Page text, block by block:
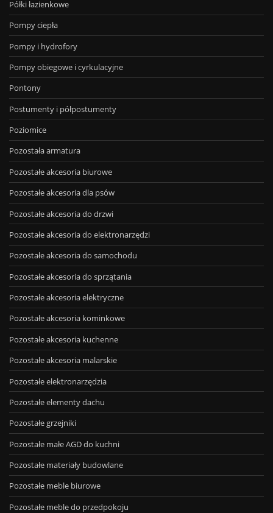
Półki łazienkowe
Pompy ciepła
Pompy i hydrofory
Pompy obiegowe i cyrkulacyjne
Pontony
Postumenty i półpostumenty
Poziomice
Pozostała armatura
Pozostałe akcesoria biurowe
Pozostałe akcesoria dla psów
Pozostałe akcesoria do drzwi
Pozostałe akcesoria do elektronarzędzi
Pozostałe akcesoria do samochodu
Pozostałe akcesoria do sprzątania
Pozostałe akcesoria elektryczne
Pozostałe akcesoria kominkowe
Pozostałe akcesoria kuchenne
Pozostałe akcesoria malarskie
Pozostałe elektronarzędzia
Pozostałe elementy dachu
Pozostałe grzejniki
Pozostałe małe AGD do kuchni
Pozostałe materiały budowlane
Pozostałe meble biurowe
Pozostałe meble do przedpokoju